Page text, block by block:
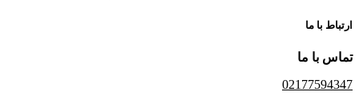
ارتباط با ما
تماس با ما
02177594347